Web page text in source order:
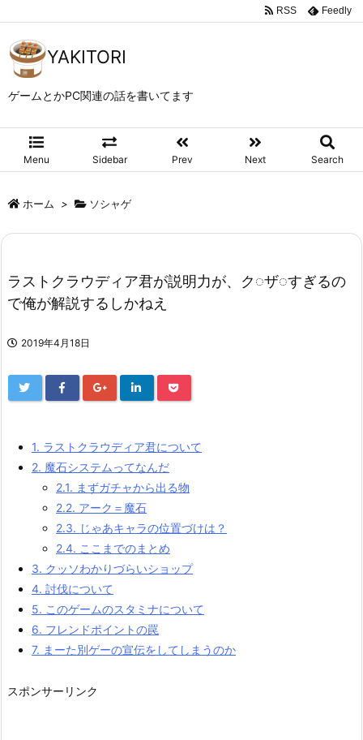
YAKITORI
ゲームとかPC関連の話を書いてます
Menu Sidebar Prev Next Search
RSS Feedly
ホーム > ソシャゲ
ラストクラウディア君が説明力が、ク◌ザ◌すぎるの
で俺が解説するしかねえ
2019年4月18日
1. ラストクラウディア君について
2. 魔石システムってなんだ
2.1. まずガチャから出る物
2.2. アーク＝魔石
2.3. じゃあキャラの位置づけは？
2.4. ここまでのまとめ
3. クッソわかりづらいショップ
4. 討伐について
5. このゲームのスタミナについて
6. フレンドポイントの罠
7. まーた別ゲーの宣伝をしてしまうのか
スポンサーリンク